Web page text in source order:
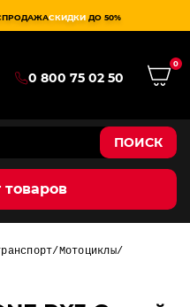
СКИДКИ ДО 50%
0 800 75 02 50
0
ПОИСК
товаров
Мотоциклы